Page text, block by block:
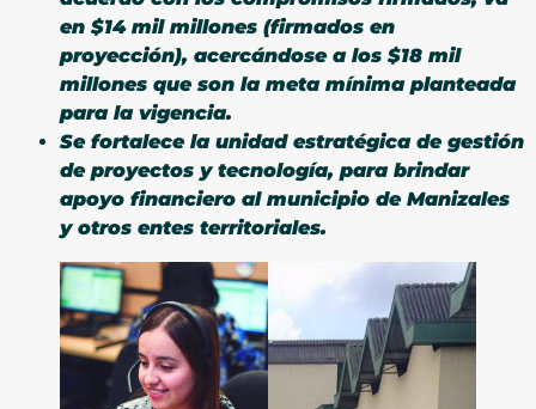
en $14 mil millones (firmados en
proyección), acercándose a los $18 mil
millones que son la meta mínima planteada
para la vigencia.
Se fortalece la unidad estratégica de gestión
de proyectos y tecnología, para brindar
apoyo financiero al municipio de Manizales
y otros entes territoriales.